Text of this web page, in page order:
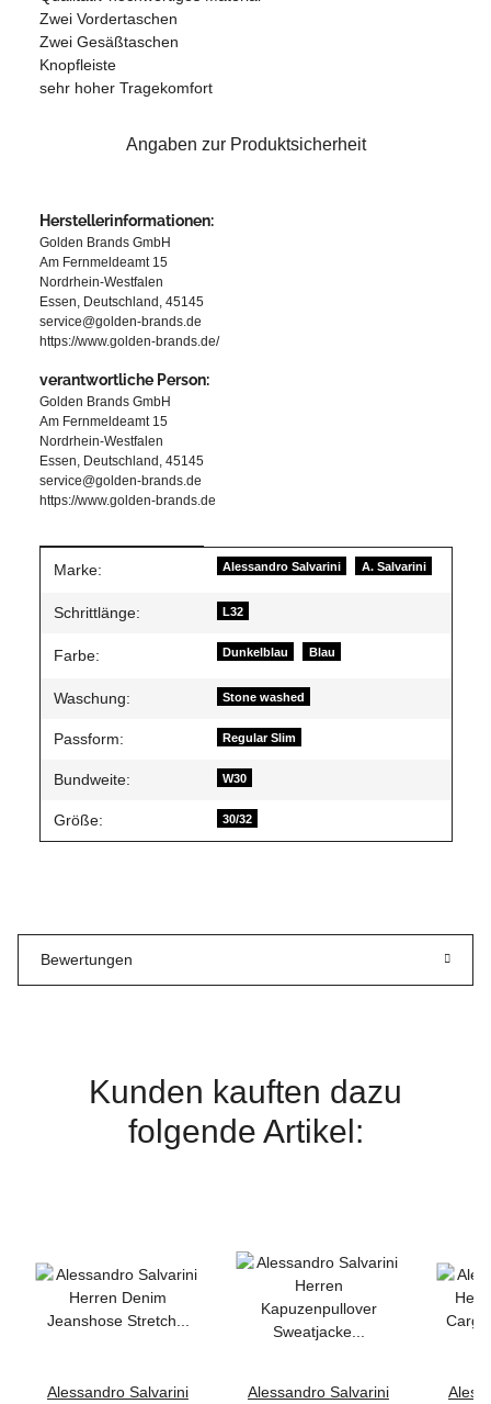
Zwei Vordertaschen
Zwei Gesäßtaschen
Knopfleiste
sehr hoher Tragekomfort
Angaben zur Produktsicherheit
Herstellerinformationen:
Golden Brands GmbH
Am Fernmeldeamt 15
Nordrhein-Westfalen
Essen, Deutschland, 45145
service@golden-brands.de
https://www.golden-brands.de/
verantwortliche Person:
Golden Brands GmbH
Am Fernmeldeamt 15
Nordrhein-Westfalen
Essen, Deutschland, 45145
service@golden-brands.de
https://www.golden-brands.de
Produkteigenschaft
Wert
Marke: Alessandro Salvarini A. Salvarini
Schrittlänge: L32
Farbe: Dunkelblau Blau
Waschung: Stone washed
Passform: Regular Slim
Bundweite: W30
Größe: 30/32
Bewertungen
Kunden kauften dazu
folgende Artikel:
Alessandro Salvarini
Alessandro Salvarini